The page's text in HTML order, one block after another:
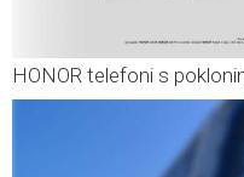
HONOR telefoni s